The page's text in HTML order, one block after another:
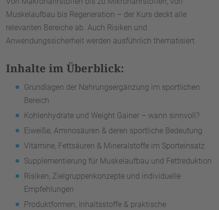
Muskelaufbau bis Regeneration – der Kurs deckt alle
relevanten Bereiche ab. Auch Risiken und
Anwendungssicherheit werden ausführlich thematisiert.
Inhalte im Überblick:
Grundlagen der Nahrungsergänzung im sportlichen
Bereich
Kohlenhydrate und Weight Gainer – wann sinnvoll?
Eiweiße, Aminosäuren & deren sportliche Bedeutung
Vitamine, Fettsäuren & Mineralstoffe im Sporteinsatz
Supplementierung für Muskelaufbau und Fettreduktion
Risiken, Zielgruppenkonzepte und individuelle
Empfehlungen
Produktformen, Inhaltsstoffe & praktische